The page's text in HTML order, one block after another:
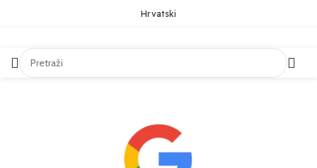
Hrvatski